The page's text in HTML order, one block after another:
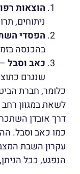
הוצאות
ניתוחים,
הפסדי
בהכנסה
כאב וסבל–
שנגרם
כלומר, חברת
לשאת במגוון
דרך אובדן
כמו כאב וסבל.
עקרון השבת
הנפגע, ככל